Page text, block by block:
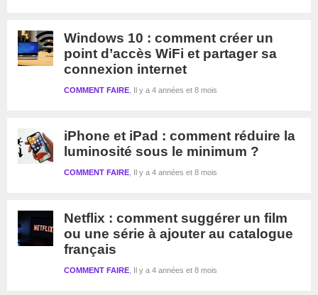
Windows 10 : comment créer un
point d’accès WiFi et partager sa
connexion internet
Il y a 4 années et 8 mois
COMMENT FAIRE
iPhone et iPad : comment réduire la
luminosité sous le minimum ?
Il y a 4 années et 8 mois
COMMENT FAIRE
Netflix : comment suggérer un film
ou une série à ajouter au catalogue
français
Il y a 4 années et 8 mois
COMMENT FAIRE